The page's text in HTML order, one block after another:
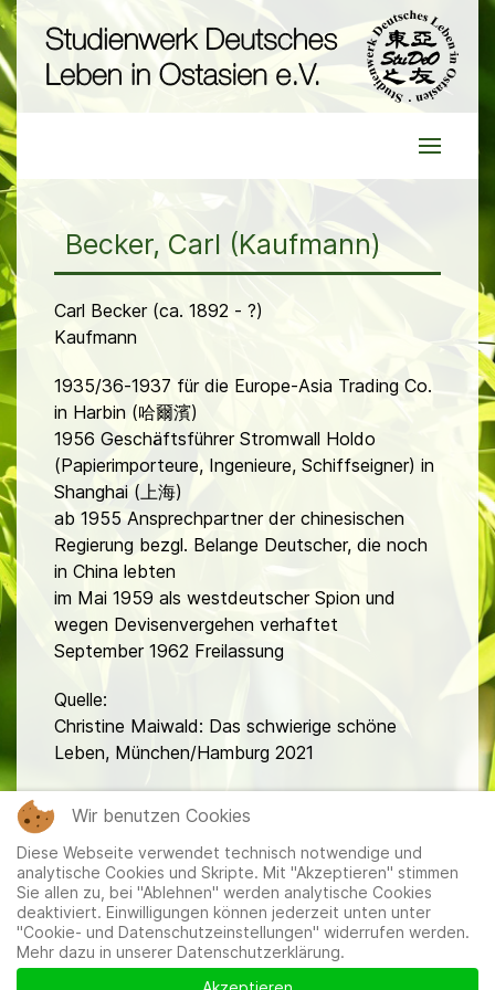
Becker, Carl (Kaufmann)
Carl Becker (ca. 1892 - ?)
Kaufmann
1935/36-1937 für die Europe-Asia Trading Co.
in Harbin (哈爾濱)
1956 Geschäftsführer Stromwall Holdo
(Papierimporteure, Ingenieure, Schiffseigner) in
Shanghai (上海)
ab 1955 Ansprechpartner der chinesischen
Regierung bezgl. Belange Deutscher, die noch
in China lebten
im Mai 1959 als westdeutscher Spion und
wegen Devisenvergehen verhaftet
September 1962 Freilassung
Quelle:
Christine Maiwald: Das schwierige schöne
Leben, München/Hamburg 2021
Mitglieder|Impressum|Datenschutzerklärung|Cookie-
und Datenschutzeinstellungen
Wir benutzen Cookies
Diese Webseite verwendet technisch notwendige und
analytische Cookies und Skripte. Mit "Akzeptieren" stimmen
Sie allen zu, bei "Ablehnen" werden analytische Cookies
deaktiviert. Einwilligungen können jederzeit unten unter
"Cookie- und Datenschutzeinstellungen" widerrufen werden.
Mehr dazu in unserer Datenschutzerklärung.